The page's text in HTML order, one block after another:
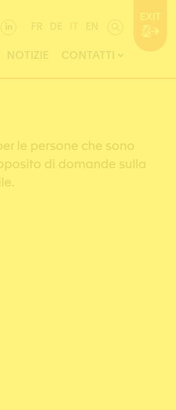
FR DE EN
NOTIZIE CONTATTI
le persone che sono
di domande sulla